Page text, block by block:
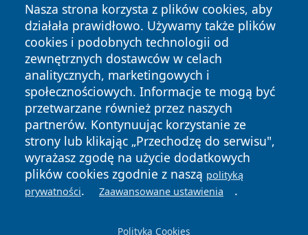
Nasza strona korzysta z plików cookies, aby
działała prawidłowo. Używamy także plików
cookies i podobnych technologii od
zewnętrznych dostawców w celach
analitycznych, marketingowych i
społecznościowych. Informacje te mogą być
przetwarzane również przez naszych
partnerów. Kontynuując korzystanie ze
strony lub klikając „Przechodzę do serwisu",
wyrażasz zgodę na użycie dodatkowych
plików cookies zgodnie z naszą polityką
prywatności. Zaawansowane ustawienia .
Polityka Cookies
Copyright © 2026 jastrzebienews.pl Wszystkie prawa
zastrzeżone.
News Autorzy
Polityka
Prywatności
Polityka
Cookies